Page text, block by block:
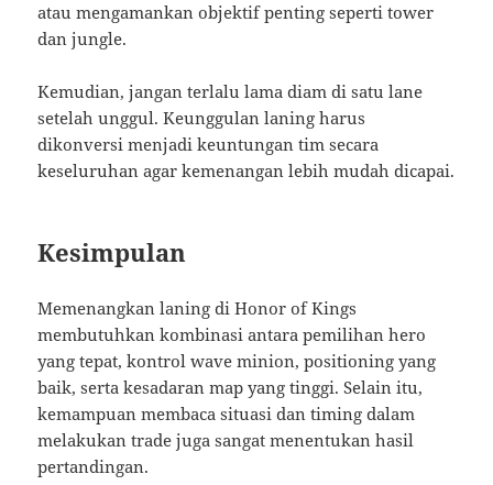
atau mengamankan objektif penting seperti tower
dan jungle.
Kemudian, jangan terlalu lama diam di satu lane
setelah unggul. Keunggulan laning harus
dikonversi menjadi keuntungan tim secara
keseluruhan agar kemenangan lebih mudah dicapai.
Kesimpulan
Memenangkan laning diHonor of Kings
membutuhkan kombinasi antara pemilihan hero
yang tepat, kontrol wave minion, positioning yang
baik, serta kesadaran map yang tinggi. Selain itu,
kemampuan membaca situasi dan timing dalam
melakukan trade juga sangat menentukan hasil
pertandingan.